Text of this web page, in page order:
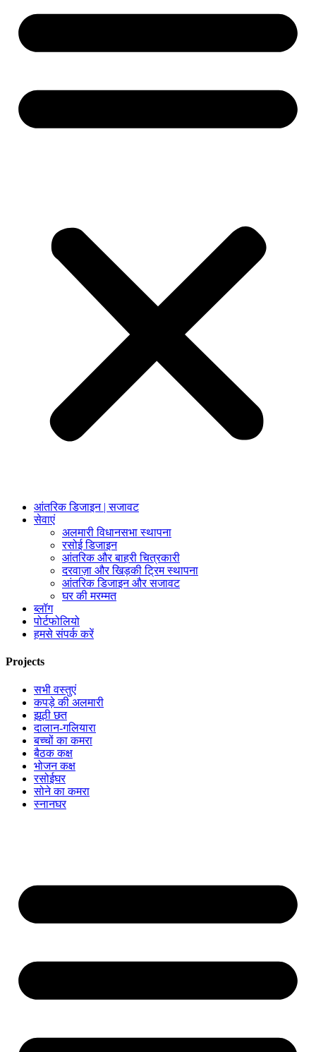
आंतरिक डिजाइन | सजावट
सेवाएं
अलमारी विधानसभा स्थापना
रसोई डिजाइन
आंतरिक और बाहरी चित्रकारी
दरवाज़ा और खिड़की ट्रिम स्थापना
आंतरिक डिजाइन और सजावट
घर की मरम्मत
ब्लॉग
पोर्टफोलियो
हमसे संपर्क करें
Projects
सभी वस्तुएं
कपड़े की अलमारी
झूठी छत
दालान-गलियारा
बच्चों का कमरा
बैठक कक्ष
भोजन कक्ष
रसोईघर
सोने का कमरा
स्नानघर